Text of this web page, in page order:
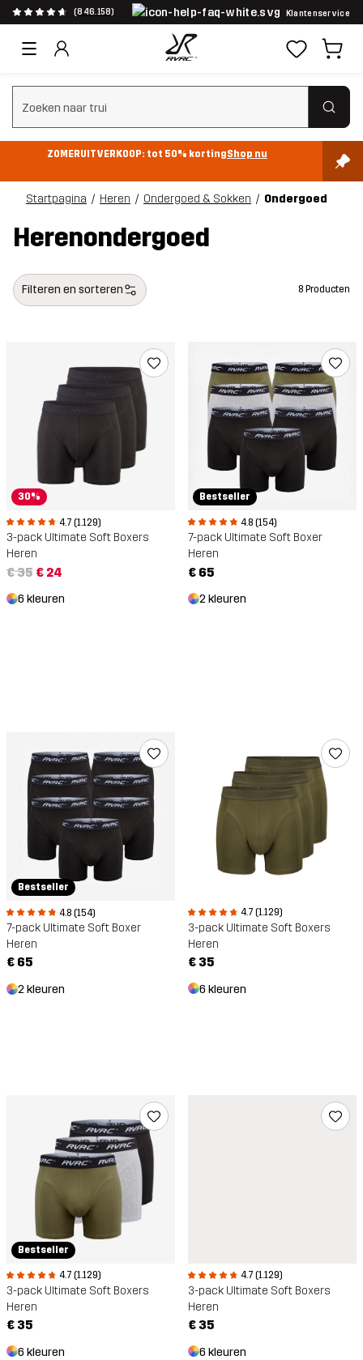
(846.158) Klantenservice
Zoeken wissen
ZOMERUITVERKOOP: tot 50% kortingShop nu
Startpagina Heren Ondergoed & Sokken Ondergoed
Herenondergoed
Filteren en sorteren 8 Producten
30%
4.7 (1.129)
3-pack Ultimate Soft Boxers
Heren
€ 35 € 24
6 kleuren
Bestseller
4.8 (154)
7-pack Ultimate Soft Boxer
Heren
€ 65
2 kleuren
Bestseller
4.8 (154)
7-pack Ultimate Soft Boxer
Heren
€ 65
2 kleuren
4.7 (1.129)
3-pack Ultimate Soft Boxers
Heren
€ 35
6 kleuren
Bestseller
4.7 (1.129)
3-pack Ultimate Soft Boxers
Heren
€ 35
6 kleuren
4.7 (1.129)
3-pack Ultimate Soft Boxers
Heren
€ 35
6 kleuren